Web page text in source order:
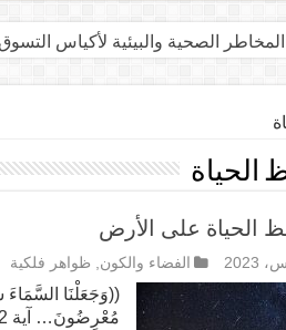
الصحية والبيئية لأكياس التسوق
الحياة
الحياة على الأرض
الفضاء والكون, ظواهر فلكية
((وَجَعَلْنَا